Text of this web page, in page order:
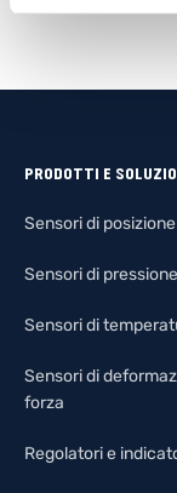
PRODOTTI E
Sensori di posizione
Sensori di pressione
Sensori di
Sensori di
forza
Regolatori e